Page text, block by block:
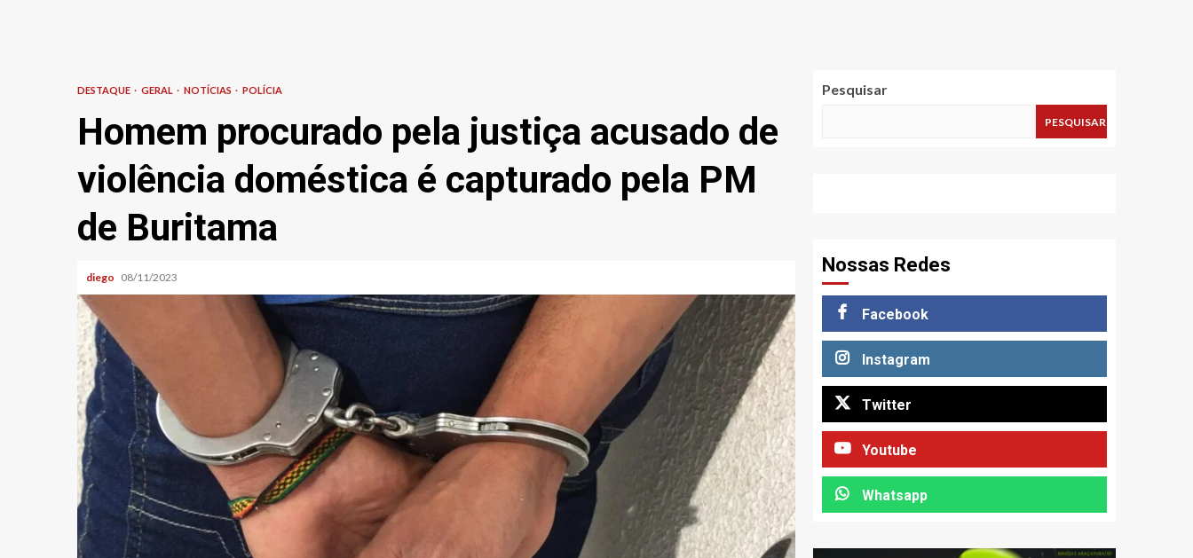
DESTAQUE GERAL NOTÍCIAS POLÍCIA
Homem procurado pela justiça acusado de
violência doméstica é capturado pela PM
de Buritama
diego 08/11/2023
Pesquisar
PESQUISAR
Nossas Redes
Facebook
Instagram
Twitter
Youtube
Whatsapp